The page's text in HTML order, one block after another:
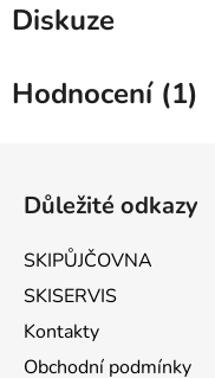
Diskuze
Hodnocení (1)
Důležité odkazy
SKIPŮJČOVNA
SKISERVIS
Kontakty
Obchodní podmínky